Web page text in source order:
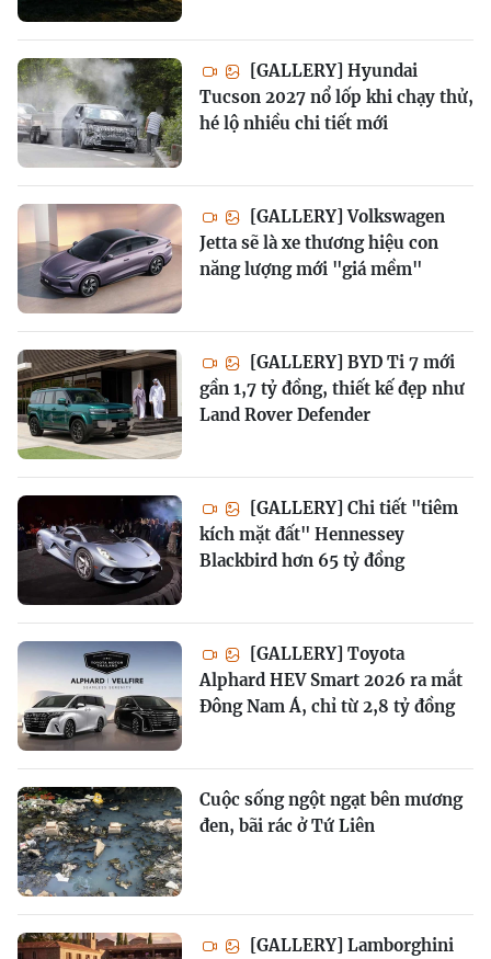
[GALLERY] Hyundai
Tucson 2027 nổ lốp khi chạy thử,
hé lộ nhiều chi tiết mới
[GALLERY] Volkswagen
Jetta sẽ là xe thương hiệu con
năng lượng mới "giá mềm"
[GALLERY] BYD Ti 7 mới
gần 1,7 tỷ đồng, thiết kế đẹp như
Land Rover Defender
[GALLERY] Chi tiết "tiêm
kích mặt đất" Hennessey
Blackbird hơn 65 tỷ đồng
[GALLERY] Toyota
Alphard HEV Smart 2026 ra mắt
Đông Nam Á, chỉ từ 2,8 tỷ đồng
Cuộc sống ngột ngạt bên mương
đen, bãi rác ở Tứ Liên
[GALLERY] Lamborghini